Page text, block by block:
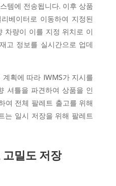
템에 전송됩니다. 이후 상품
베이터로 이동하여 지정된
차량이 이를 지정 위치로 이
고 정보를 실시간으로 업데
획에 따라 IWMS가 지시를
셔틀을 파견하여 상품을 인
여 전체 팔레트 출고를 위해
는 일시 저장을 위해 팔레트
밀도 저장